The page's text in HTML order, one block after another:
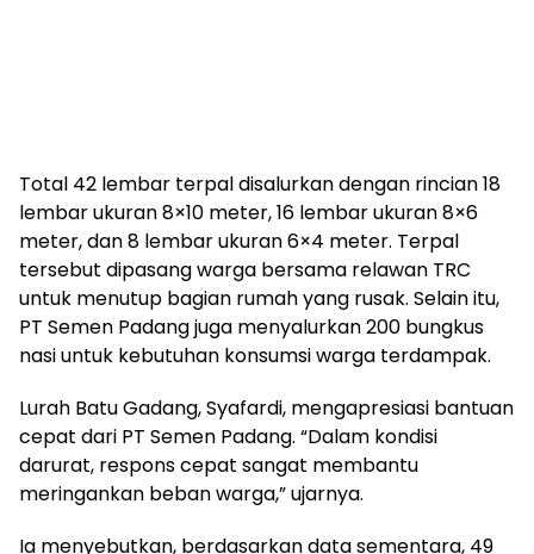
Total 42 lembar terpal disalurkan dengan rincian 18
lembar ukuran 8×10 meter, 16 lembar ukuran 8×6
meter, dan 8 lembar ukuran 6×4 meter. Terpal
tersebut dipasang warga bersama relawan TRC
untuk menutup bagian rumah yang rusak. Selain itu,
PT Semen Padang juga menyalurkan 200 bungkus
nasi untuk kebutuhan konsumsi warga terdampak.
Lurah Batu Gadang, Syafardi, mengapresiasi bantuan
cepat dari PT Semen Padang. “Dalam kondisi
darurat, respons cepat sangat membantu
meringankan beban warga,” ujarnya.
Ia menyebutkan, berdasarkan data sementara, 49